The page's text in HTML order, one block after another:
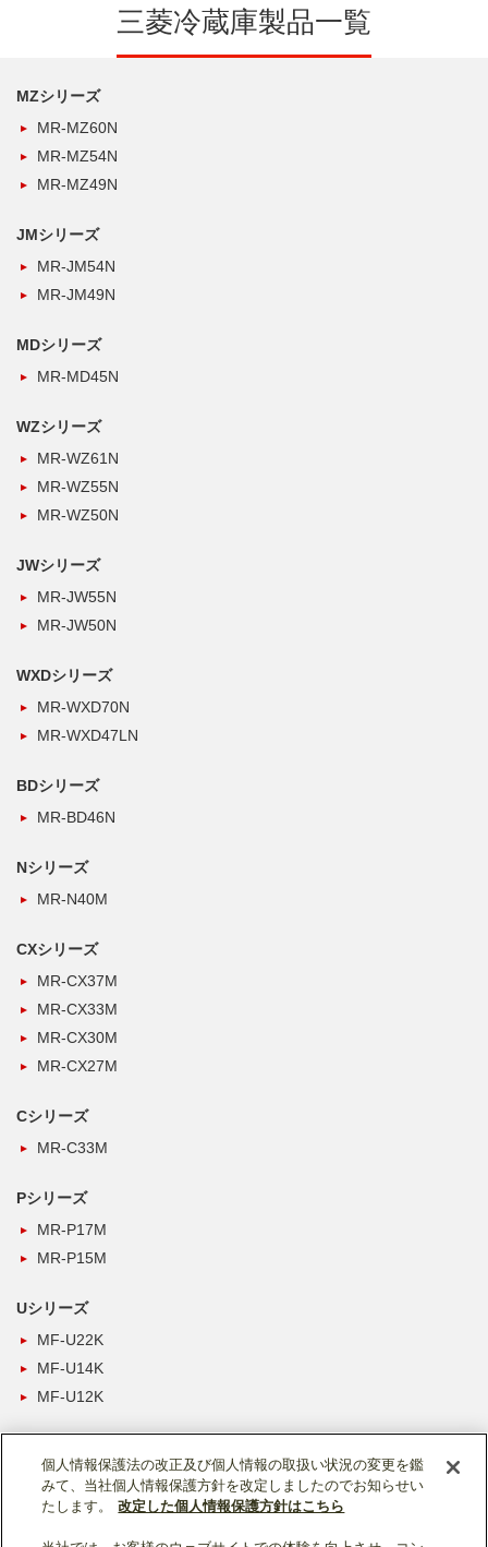
三菱冷蔵庫製品一覧
MZシリーズ
MR-MZ60N
MR-MZ54N
MR-MZ49N
JMシリーズ
MR-JM54N
MR-JM49N
MDシリーズ
MR-MD45N
WZシリーズ
MR-WZ61N
MR-WZ55N
MR-WZ50N
JWシリーズ
MR-JW55N
MR-JW50N
WXDシリーズ
MR-WXD70N
MR-WXD47LN
BDシリーズ
MR-BD46N
Nシリーズ
MR-N40M
CXシリーズ
MR-CX37M
MR-CX33M
MR-CX30M
MR-CX27M
Cシリーズ
MR-C33M
Pシリーズ
MR-P17M
MR-P15M
Uシリーズ
MF-U22K
MF-U14K
MF-U12K
個人情報保護法の改正及び個人情報の取扱い状況の変更を鑑
みて、当社個人情報保護方針を改定しましたのでお知らせい
たします。
改定した個人情報保護方針はこちら